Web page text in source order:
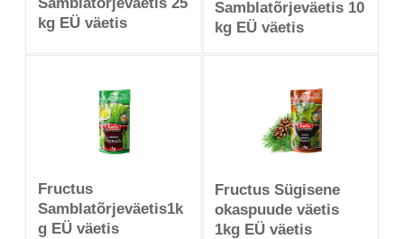
kg EÜ väetis
Samblatõrjeväetis 10
kg EÜ väetis
Fructus
Samblatõrjeväetis1k
g EÜ väetis
Fructus Sügisene
okaspuude väetis
1kg EÜ väetis